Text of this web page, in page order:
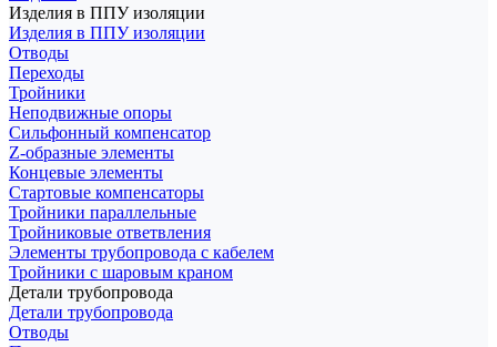
Изделия в ППУ изоляции
Изделия в ППУ изоляции
Отводы
Переходы
Тройники
Неподвижные опоры
Cильфонный компенсатор
Z-образные элементы
Концевые элементы
Стартовые компенсаторы
Тройники параллельные
Тройниковые ответвления
Элементы трубопровода с кабелем
Тройники с шаровым краном
Детали трубопровода
Детали трубопровода
Отводы